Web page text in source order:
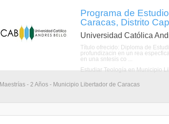
Programa de
Caracas, Distrito
Universidad Católica
Título ofrecido: Diploma de
profundizacin en un rea
en una sntesis co ...
Estudiar Teología en Municipio
Maestrías - 2 Años - Municipio Libertador de Caracas